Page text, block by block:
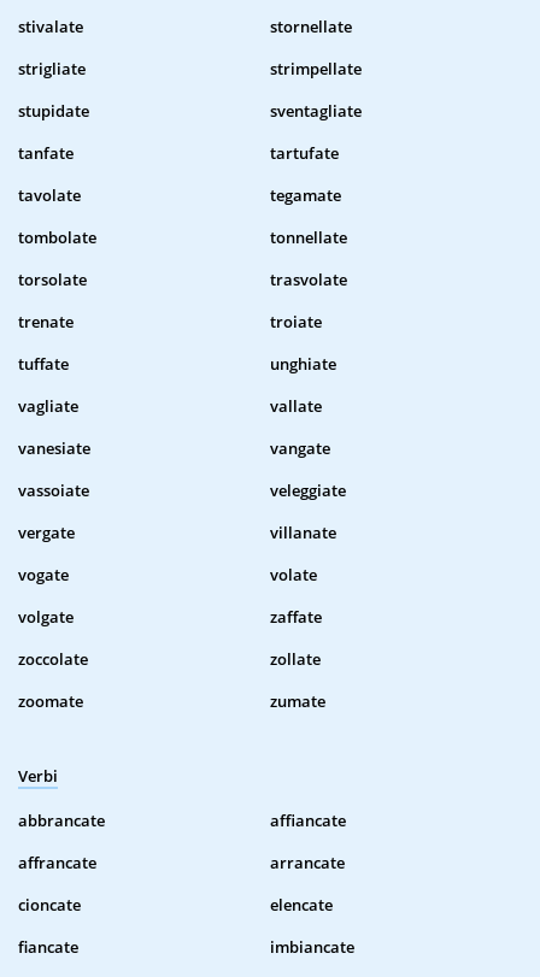
stivalate
stornellate
strigliate
strimpellate
stupidate
sventagliate
tanfate
tartufate
tavolate
tegamate
tombolate
tonnellate
torsolate
trasvolate
trenate
troiate
tuffate
unghiate
vagliate
vallate
vanesiate
vangate
vassoiate
veleggiate
vergate
villanate
vogate
volate
volgate
zaffate
zoccolate
zollate
zoomate
zumate
Verbi
abbrancate
affiancate
affrancate
arrancate
cioncate
elencate
fiancate
imbiancate